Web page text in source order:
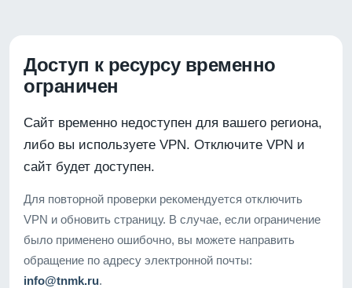
Доступ к ресурсу временно
ограничен
Сайт временно недоступен для вашего региона,
либо вы используете VPN. Отключите VPN и
сайт будет доступен.
Для повторной проверки рекомендуется отключить
VPN и обновить страницу. В случае, если ограничение
было применено ошибочно, вы можете направить
обращение по адресу электронной почты:
info@tnmk.ru.